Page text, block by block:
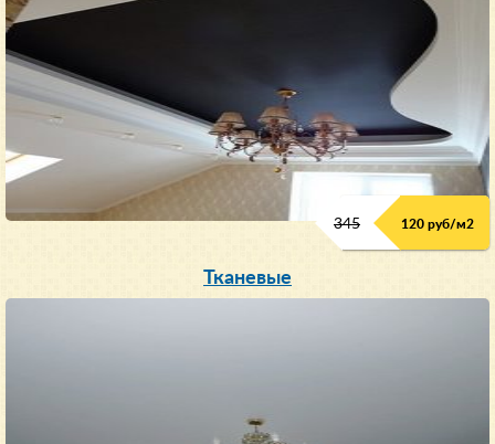
345 120 руб/м2
Тканевые